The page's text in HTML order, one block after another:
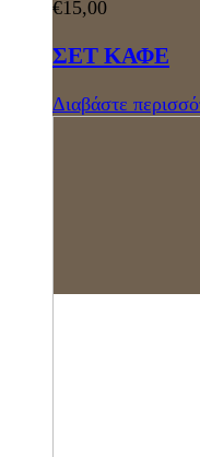
€15,00
ΣΕΤ ΚΑΦΕ
Διαβάστε